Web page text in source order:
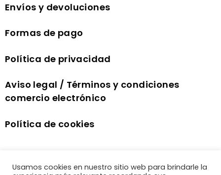
Envíos y devoluciones
Formas de pago
Política de privacidad
Aviso legal / Términos y condiciones
comercio electrónico
Política de cookies
Usamos cookies en nuestro sitio web para brindarle la